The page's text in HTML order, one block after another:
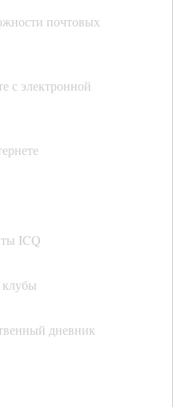
почтовых
с электронной
ICQ
дневник